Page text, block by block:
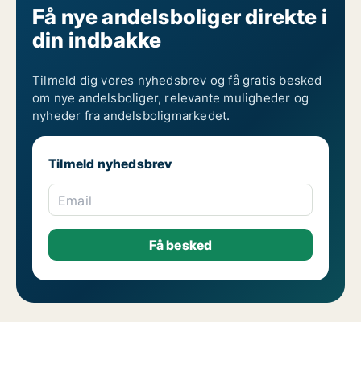
Få nye andelsboliger direkte i
din indbakke
Tilmeld dig vores nyhedsbrev og få gratis besked
om nye andelsboliger, relevante muligheder og
nyheder fra andelsboligmarkedet.
Tilmeld nyhedsbrev
Email